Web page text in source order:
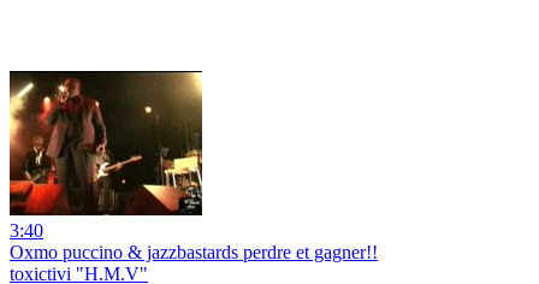
3:40
Oxmo puccino & jazzbastards perdre et gagner!!
toxictivi "H.M.V"